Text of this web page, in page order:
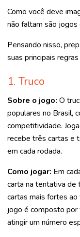
Como você deve
não faltam são
Pensando nisso,
suas principais
1. Truco
Sobre o jogo: O
populares no Brasil,
competitividade.
recebe três cartas e
em cada rodada.
Como jogar: Em
carta na tentativa de
cartas mais fortes ao
jogo é composto por
atingir um número